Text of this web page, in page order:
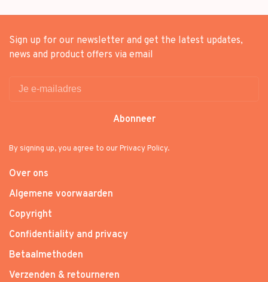
Sign up for our newsletter and get the latest updates,
news and product offers via email
Abonneer
By signing up, you agree to our Privacy Policy.
Over ons
Algemene voorwaarden
Copyright
Confidentiality and privacy
Betaalmethoden
Verzenden & retourneren